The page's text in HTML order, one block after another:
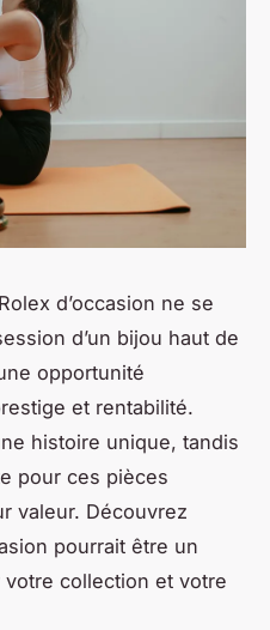
d’occasion ne se
d’un bijou haut de
opportunité
et rentabilité.
histoire unique, tandis
pour ces pièces
valeur. Découvrez
pourrait être un
collection et votre